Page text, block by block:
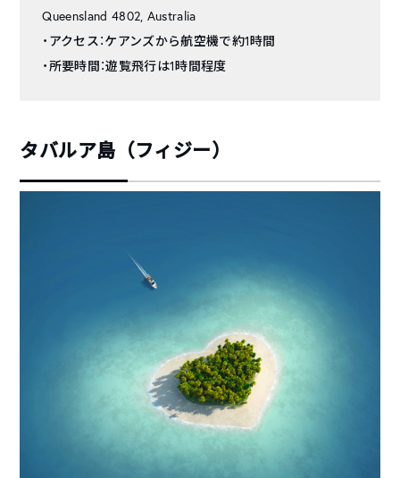
Queensland 4802, Australia
・アクセス：ケアンズから航空機で約1時間
・所要時間：遊覧飛行は1時間程度
タバルア島（フィジー）